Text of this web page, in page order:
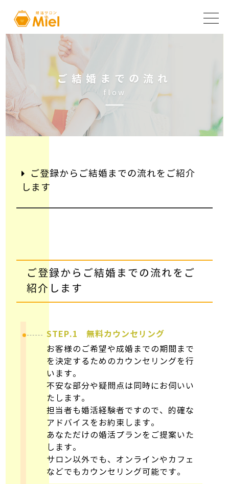
ご 結 婚 ま で の 流 れ
f l o w
ご登録からご結婚までの流れをご紹介
します
ご登録からご結婚までの流れをご
紹介します
STEP.1 無料カウンセリング
お客様のご希望や成婚までの期間まで
を決定するためのカウンセリングを行
います。
不安な部分や疑問点は同時にお伺いい
たします。
担当者も婚活経験者ですので、的確な
アドバイスをお約束します。
あなただけの婚活プランをご提案いた
します。
サロン以外でも、オンラインやカフェ
などでもカウンセリング可能です。
愛知県愛西市西川端町川原前83
受付時間｜9:00〜20:00
定休日｜不定休